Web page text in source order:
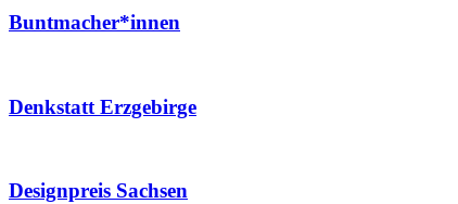
Buntmacher*innen
Denkstatt Erzgebirge
Designpreis Sachsen